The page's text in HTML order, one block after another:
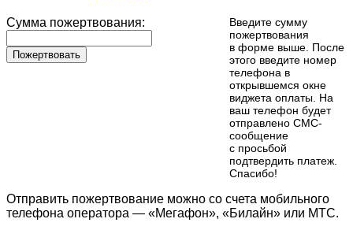
Сумма пожертвования:
Пожертвовать
Введите сумму
пожертвования
в форме выше. После
этого введите номер
телефона в
открывшемся окне
виджета оплаты. На
ваш телефон будет
отправлено СМС-
сообщение
с просьбой
подтвердить платеж.
Cпасибо!
Отправить пожертвование можно со счета мобильного
телефона оператора — «Мегафон», «Билайн» или МТС.